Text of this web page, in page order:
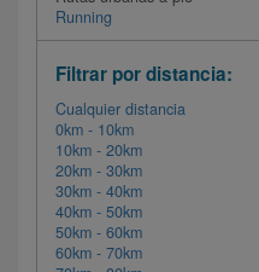
Running
Filtrar por distancia:
Cualquier distancia
0km - 10km
10km - 20km
20km - 30km
30km - 40km
40km - 50km
50km - 60km
60km - 70km